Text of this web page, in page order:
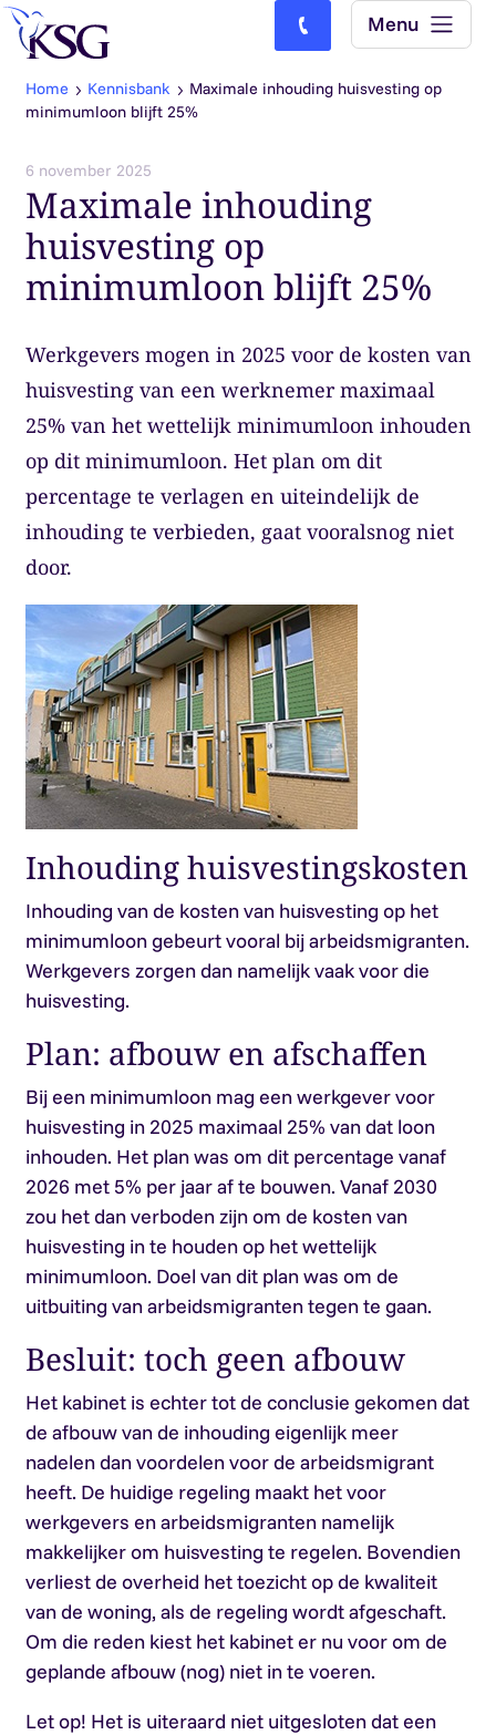
Skip to content
Bel ons: (0)77-4740000
Menu
Home Kennisbank
Maximale inhouding huisvesting op
minimumloon blijft 25%
6 november 2025
Maximale inhouding
huisvesting op
minimumloon blijft 25%
Werkgevers mogen in 2025 voor de kosten van
huisvesting van een werknemer maximaal
25% van het wettelijk minimumloon inhouden
op dit minimumloon. Het plan om dit
percentage te verlagen en uiteindelijk de
inhouding te verbieden, gaat vooralsnog niet
door.
Inhouding huisvestingskosten
Inhouding van de kosten van huisvesting op het
minimumloon gebeurt vooral bij arbeidsmigranten.
Werkgevers zorgen dan namelijk vaak voor die
huisvesting.
Plan: afbouw en afschaffen
Bij een minimumloon mag een werkgever voor
huisvesting in 2025 maximaal 25% van dat loon
inhouden. Het plan was om dit percentage vanaf
2026 met 5% per jaar af te bouwen. Vanaf 2030
zou het dan verboden zijn om de kosten van
huisvesting in te houden op het wettelijk
minimumloon. Doel van dit plan was om de
uitbuiting van arbeidsmigranten tegen te gaan.
Besluit: toch geen afbouw
Het kabinet is echter tot de conclusie gekomen dat
de afbouw van de inhouding eigenlijk meer
nadelen dan voordelen voor de arbeidsmigrant
heeft. De huidige regeling maakt het voor
werkgevers en arbeidsmigranten namelijk
makkelijker om huisvesting te regelen. Bovendien
verliest de overheid het toezicht op de kwaliteit
van de woning, als de regeling wordt afgeschaft.
Om die reden kiest het kabinet er nu voor om de
geplande afbouw (nog) niet in te voeren.
Let op! Het is uiteraard niet uitgesloten dat een